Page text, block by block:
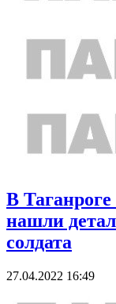
В
нашли
солдата
27.04.2022 16:49